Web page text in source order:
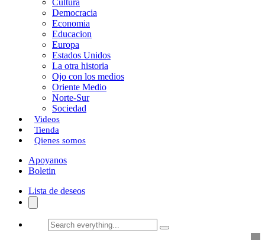
Cultura
Democracia
Economia
Educacion
Europa
Estados Unidos
La otra historia
Ojo con los medios
Oriente Medio
Norte-Sur
Sociedad
Videos
Tienda
Qienes somos
Apoyanos
Boletin
Lista de deseos
Search
everything...